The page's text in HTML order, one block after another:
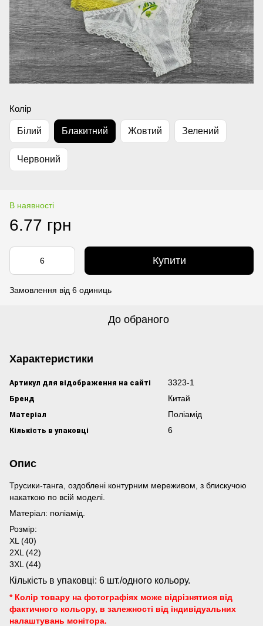
Колір
Білий Блакитний Жовтий Зелений
Червоний
В наявності
6.77 грн
Купити
Замовлення від 6 одиниць
До обраного
Характеристики
Артикул для відображення на сайті 3323-1
Бренд Китай
Матеріал Поліамід
Кількість в упаковці 6
Опис
Трусики-танга, оздоблені контурним мереживом, з блискучою
накаткою по всій моделі.
Матеріал: поліамід.
Розмір:
XL (40)
2XL (42)
3XL (44)
Кількість в упаковці: 6 шт./одного кольору.
* Колір товару на фотографіях може відрізнятися від
фактичного кольору, в залежності від індивідуальних
налаштувань монітора.